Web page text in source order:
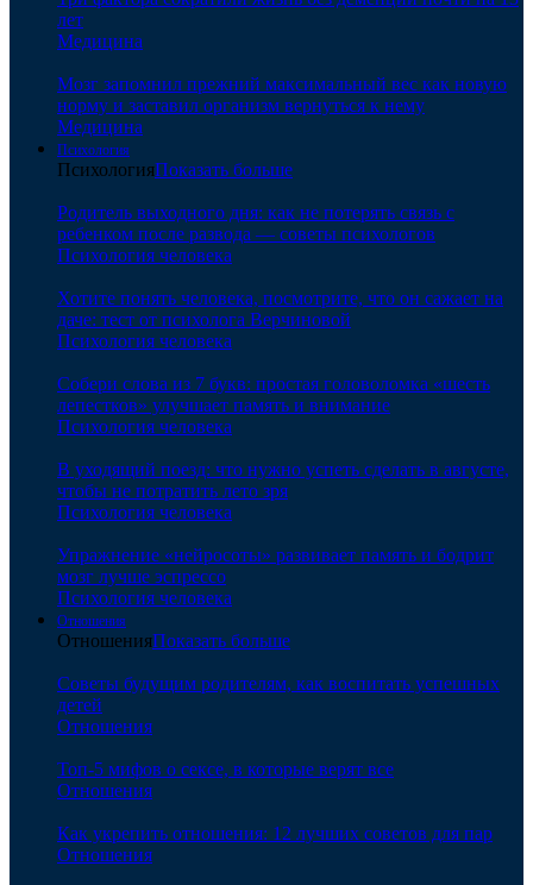
лет
Медицина
Мозг запомнил прежний максимальный вес как новую
норму и заставил организм вернуться к нему
Медицина
Психология
ПсихологияПоказать больше
Родитель выходного дня: как не потерять связь с
ребенком после развода — советы психологов
Психология человека
Хотите понять человека, посмотрите, что он сажает на
даче: тест от психолога Верчиновой
Психология человека
Собери слова из 7 букв: простая головоломка «шесть
лепестков» улучшает память и внимание
Психология человека
В уходящий поезд: что нужно успеть сделать в августе,
чтобы не потратить лето зря
Психология человека
Упражнение «нейросоты» развивает память и бодрит
мозг лучше эспрессо
Психология человека
Отношения
ОтношенияПоказать больше
Советы будущим родителям, как воспитать успешных
детей
Отношения
Топ-5 мифов о сексе, в которые верят все
Отношения
Как укрепить отношения: 12 лучших советов для пар
Отношения